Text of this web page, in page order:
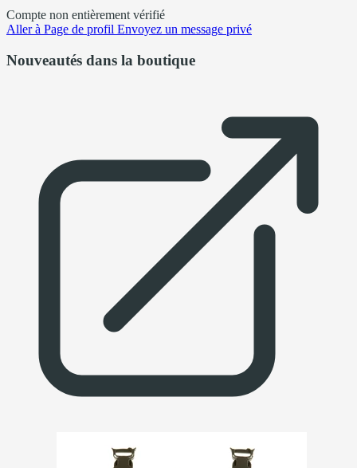
Compte non entièrement vérifié
Aller à Page de profil Envoyez un message privé
Nouveautés dans la boutique